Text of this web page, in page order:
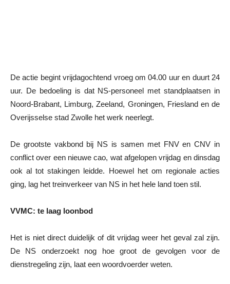
De actie begint vrijdagochtend vroeg om 04.00 uur en duurt 24
uur. De bedoeling is dat NS-personeel met standplaatsen in
Noord-Brabant, Limburg, Zeeland, Groningen, Friesland en de
Overijsselse stad Zwolle het werk neerlegt.
De grootste vakbond bij NS is samen met FNV en CNV in
conflict over een nieuwe cao, wat afgelopen vrijdag en dinsdag
ook al tot stakingen leidde. Hoewel het om regionale acties
ging, lag het treinverkeer van NS in het hele land toen stil.
VVMC: te laag loonbod
Het is niet direct duidelijk of dit vrijdag weer het geval zal zijn.
De NS onderzoekt nog hoe groot de gevolgen voor de
dienstregeling zijn, laat een woordvoerder weten.